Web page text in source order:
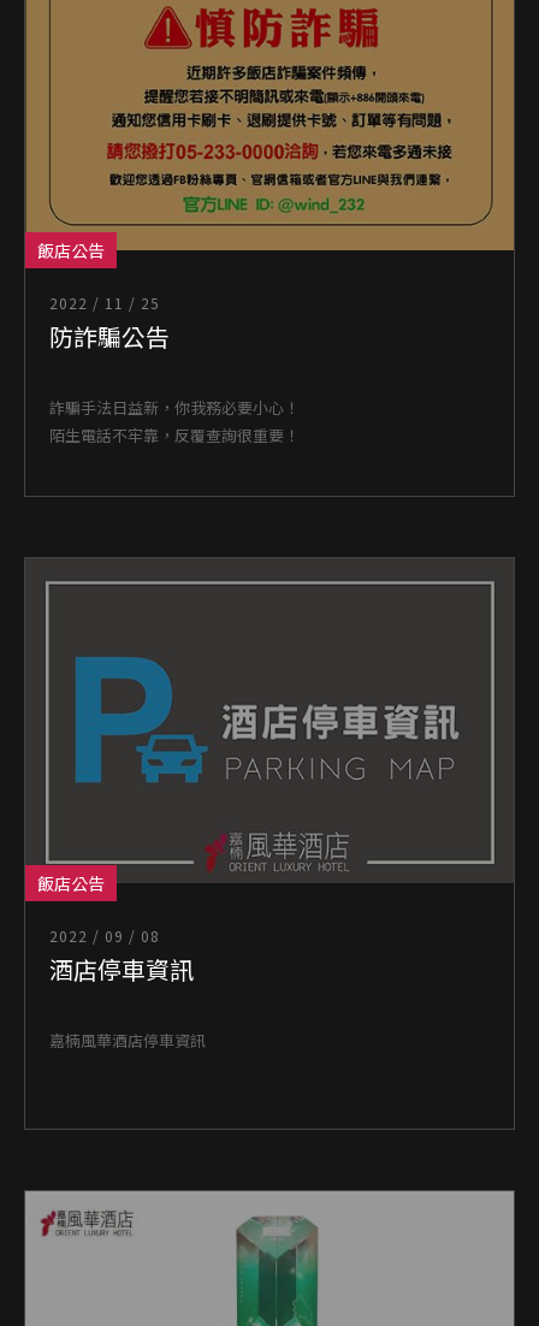
飯店公告
2022 / 11 / 25
防詐騙公告
詐騙手法日益新，你我務必要小心！
陌生電話不牢靠，反覆查詢很重要！
飯店公告
2022 / 09 / 08
酒店停車資訊
嘉楠風華酒店停車資訊